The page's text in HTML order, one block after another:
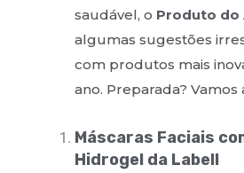
saudável, o Produto do
algumas sugestões
com produtos mais
ano. Preparada? Vamos
Máscaras Faciais
Hidrogel da Labell